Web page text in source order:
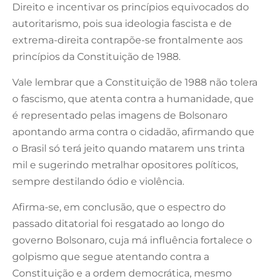
Direito e incentivar os princípios equivocados do
autoritarismo, pois sua ideologia fascista e de
extrema-direita contrapõe-se frontalmente aos
princípios da Constituição de 1988.
Vale lembrar que a Constituição de 1988 não tolera
o fascismo, que atenta contra a humanidade, que
é representado pelas imagens de Bolsonaro
apontando arma contra o cidadão, afirmando que
o Brasil só terá jeito quando matarem uns trinta
mil e sugerindo metralhar opositores políticos,
sempre destilando ódio e violência.
Afirma-se, em conclusão, que o espectro do
passado ditatorial foi resgatado ao longo do
governo Bolsonaro, cuja má influência fortalece o
golpismo que segue atentando contra a
Constituição e a ordem democrática, mesmo